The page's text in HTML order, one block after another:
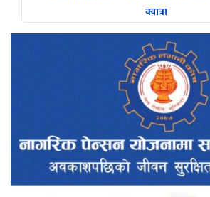
क्वात्रा